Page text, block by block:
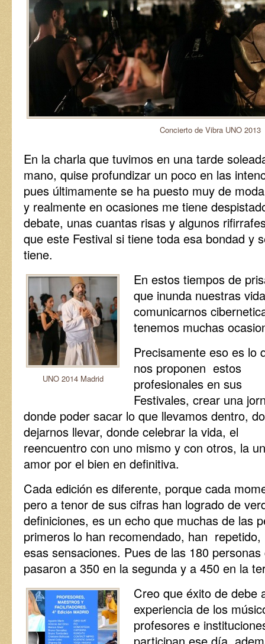
Concierto de Vibra UNO 2013
En la charla que tuvimos en una tarde
mano, quise profundizar un poco en las
pues últimamente se ha puesto muy de
y realmente en ocasiones me tiene
debate, unas cuantas risas y algunos
que este Festival si tiene toda esa bondad y
tiene.
UNO 2014 Madrid
En estos tiempos de
que inunda nuestras
comunicarnos
tenemos muchas
Precisamente eso es lo
nos proponen estos
profesionales en sus
Festivales, crear una
donde poder sacar lo que llevamos dentro,
dejarnos llevar, donde celebrar la vida, el
reencuentro con uno mismo y con otros, la
amor por el bien en definitiva.
Cada edición es diferente, porque cada
pero a tenor de sus cifras han logrado de
definiciones, es un echo que muchas de las
primeros lo han recomendado, han
esas sensaciones. Pues de las 180
pasaron a 350 en la segunda y a 450 en la
Creo que éxito de debe
experiencia de los
profesores e
participan ese día,